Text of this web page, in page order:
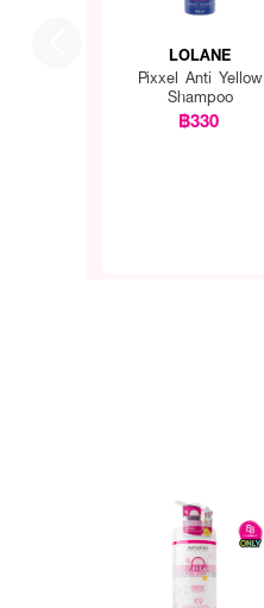
LOLANE
Pixxel Anti Yellow
Shampoo
฿330